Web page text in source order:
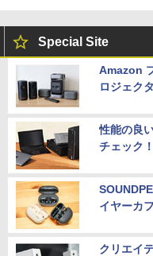
Special Site
Amazon
ロジェク
性能の良
チェック！
イヤーカ
クリエイ